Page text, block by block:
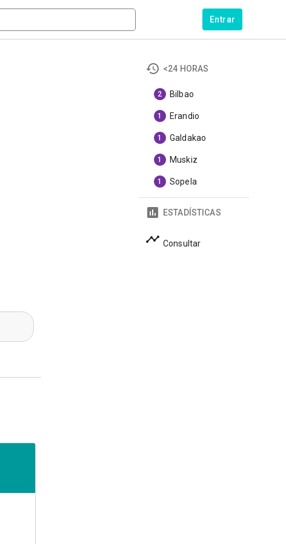
Entrar
<24 HORAS
2 Bilbao
1 Erandio
1 Galdakao
1 Muskiz
1 Sopela
ESTADÍSTICAS
Consultar